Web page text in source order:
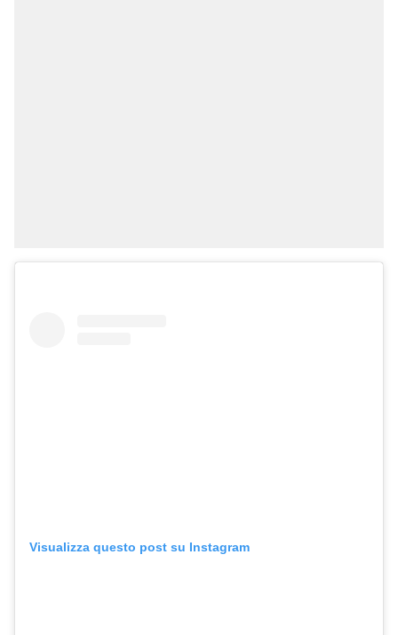
Visualizza questo post su Instagram